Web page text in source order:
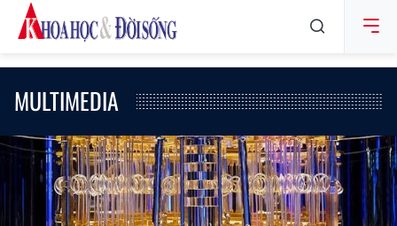
MULTIMEDIA